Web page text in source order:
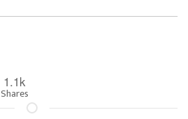
1.1k
Shares